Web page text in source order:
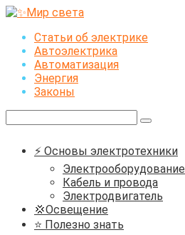
Перейти
контентуСтатьи об электрике
Автоэлектрика
Автоматизация
Энергия
Законы
⚡ Основы электротехники
Электрооборудование
Кабель и провода
Электродвигатель
💢Освещение
⭐ Полезно знать